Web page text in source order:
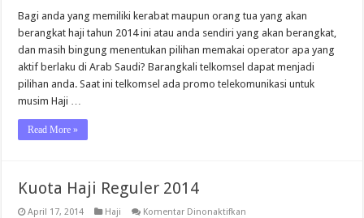
Komunikasi
Haji
Dari
Telkomsel
Bagi anda yang memiliki kerabat maupun orang tua yang akan
berangkat haji tahun 2014 ini atau anda sendiri yang akan berangkat,
dan masih bingung menentukan pilihan memakai operator apa yang
aktif berlaku di Arab Saudi? Barangkali telkomsel dapat menjadi
pilihan anda. Saat ini telkomsel ada promo telekomunikasi untuk
musim Haji …
Read More »
Kuota Haji Reguler 2014
April 17, 2014 Haji Komentar Dinonaktifkan